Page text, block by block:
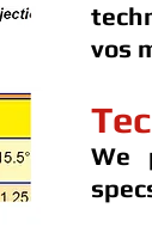
vos
We